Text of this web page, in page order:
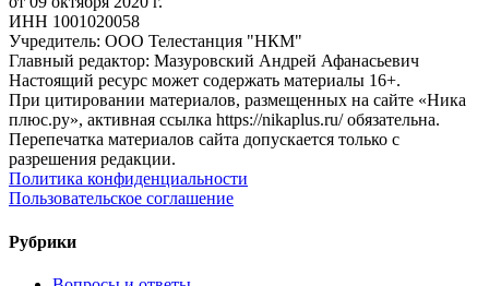
ИНН 1001020058
Учредитель: ООО Телестанция "НКМ"
Главный редактор: Мазуровский Андрей Афанасьевич
Настоящий ресурс может содержать материалы 16+.
При цитировании материалов, размещенных на сайте «Ника
плюс.ру», активная ссылка https://nikaplus.ru/ обязательна.
Перепечатка материалов сайта допускается только с
разрешения редакции.
Политика конфиденциальности
Пользовательское соглашение
Рубрики